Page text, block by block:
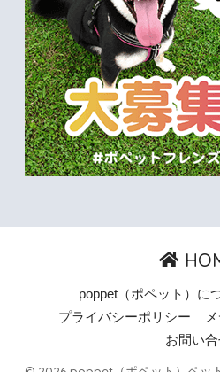
poppet（ポペット）に
プライバシーポリシー
お問い